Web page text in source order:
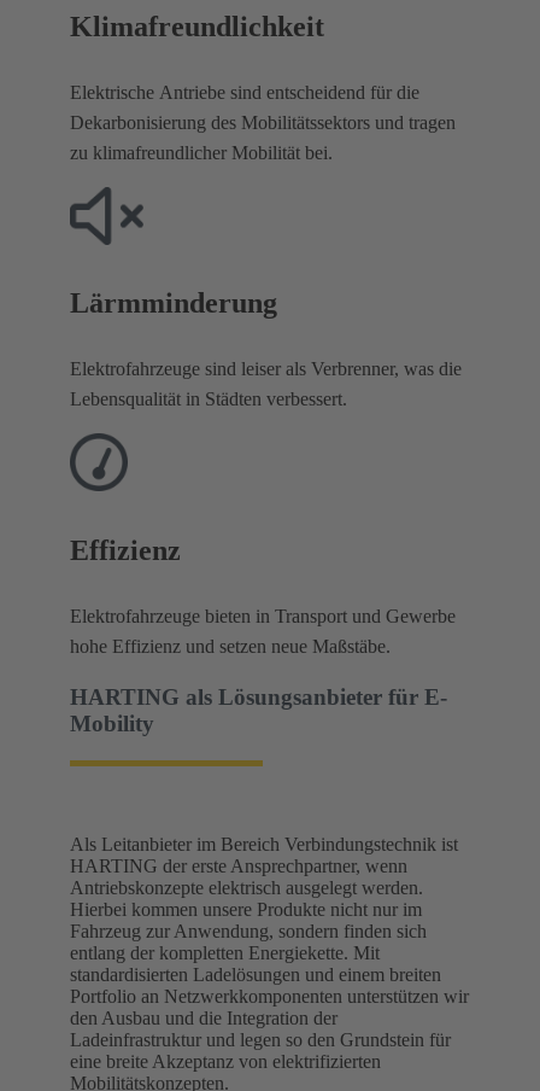
Klimafreundlichkeit
Elektrische Antriebe sind entscheidend für die
Dekarbonisierung des Mobilitätssektors und tragen
zu klimafreundlicher Mobilität bei.
Lärmminderung
Elektrofahrzeuge sind leiser als Verbrenner, was die
Lebensqualität in Städten verbessert.
Effizienz​
Elektrofahrzeuge bieten in Transport und Gewerbe
hohe Effizienz und setzen neue Maßstäbe.​
HARTING als Lösungsanbieter für E-
Mobility​
Als Leitanbieter im Bereich Verbindungstechnik ist
HARTING der erste Ansprechpartner, wenn
Antriebskonzepte elektrisch ausgelegt werden.
Hierbei kommen unsere Produkte nicht nur im
Fahrzeug zur Anwendung, sondern finden sich
entlang der kompletten Energiekette. Mit
standardisierten Ladelösungen und einem breiten
Portfolio an Netzwerkkomponenten unterstützen wir
den Ausbau und die Integration der
Ladeinfrastruktur und legen so den Grundstein für
eine breite Akzeptanz von elektrifizierten
Mobilitätskonzepten.​